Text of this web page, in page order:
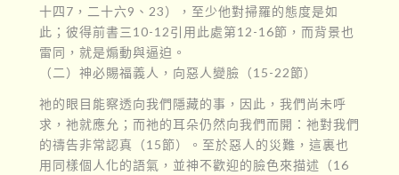
十四7，二十六9、23），至少他對掃羅的態度是如
此；彼得前書三10-12引用此處第12-16節，而背景也
雷同，就是煽動與逼迫。
（二）神必賜福義人，向惡人變臉（15-22節）
祂的眼目能察透向我們隱藏的事，因此，我們尚未呼
求，祂就應允；而祂的耳朵仍然向我們而開：祂對我們
的禱告非常認真（15節）。至於惡人的災難，這裏也
用同樣個人化的語氣，並神不歡迎的臉色來描述（16